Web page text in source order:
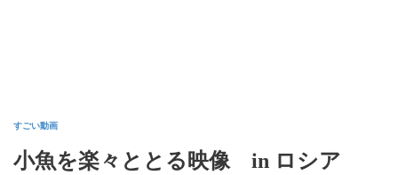
すごい動画
小魚を楽々ととる映像 in ロシア